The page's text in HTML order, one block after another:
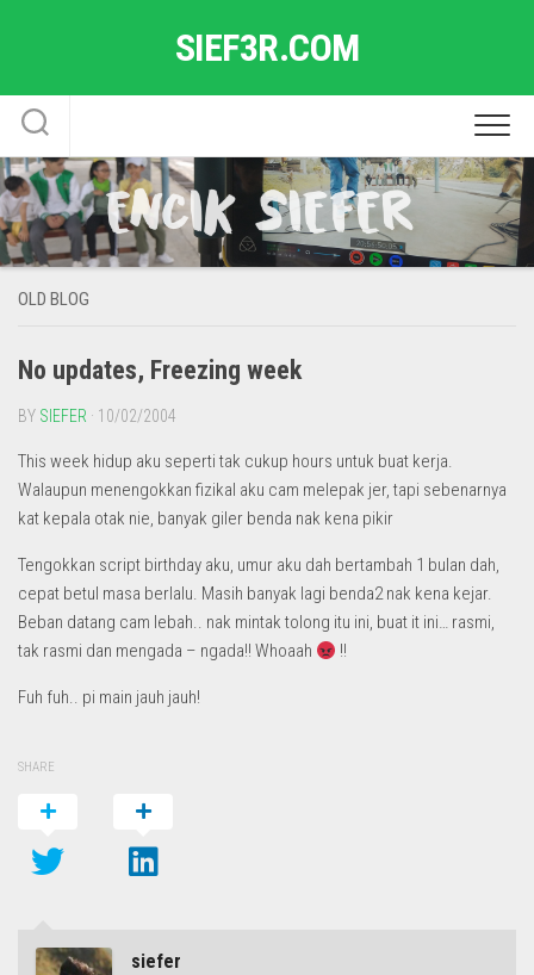
SIEF3R.COM
OLD BLOG
No updates, Freezing week
BY SIEFER · 10/02/2004
This week hidup aku seperti tak cukup hours untuk buat kerja.
Walaupun menengokkan fizikal aku cam melepak jer, tapi sebenarnya
kat kepala otak nie, banyak giler benda nak kena pikir
Tengokkan script birthday aku, umur aku dah bertambah 1 bulan dah,
cepat betul masa berlalu. Masih banyak lagi benda2 nak kena kejar.
Beban datang cam lebah.. nak mintak tolong itu ini, buat it ini… rasmi,
tak rasmi dan mengada – ngada!! Whoaah
!!
Fuh fuh.. pi main jauh jauh!
SHARE
siefer